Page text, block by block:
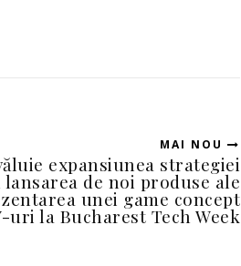
MAI NOU
expansiunea strategiei
de noi produse ale
unei game concept
uri la Bucharest Tech Week